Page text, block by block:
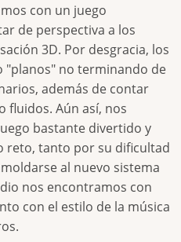
con un juego
de perspectiva a los
3D. Por desgracia, los
"planos" no terminando de
además de contar
fluidos. Aún así, nos
bastante divertido y
reto, tanto por su dificultad
al nuevo sistema
nos encontramos con
con el estilo de la música